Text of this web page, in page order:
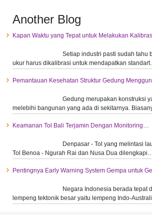
Another Blog
Kapan Waktu yang Tepat untuk Melakukan
Setiap industri pasti sudah tahu
ukur harus dikalibrasi untuk mendapatkan standart…
Pemantauan Kesehatan Struktur Gedung
Gedung merupakan konstruksi
melebihi bangunan yang ada di sekitarnya.
Keamanan Tol Bali Terjamin Dengan Monitoring…
Denpasar - Tol yang melintasi
Tol Benoa - Ngurah Rai dan Nusa Dua dilengkapi…
Pentingnya Early Warning System Gempa untuk
Negara Indonesia berada tepat
lempeng tektonik besar yaitu lempeng Indo-